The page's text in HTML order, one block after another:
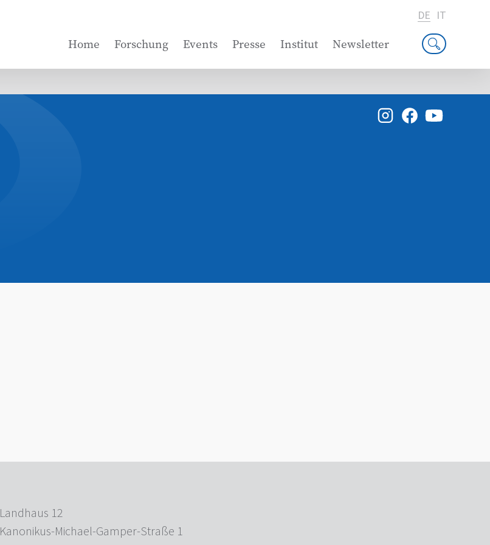
Home Forschung Events Presse Institut Newsletter
DE IT
Landhaus 12
Kanonikus-Michael-Gamper-Straße 1